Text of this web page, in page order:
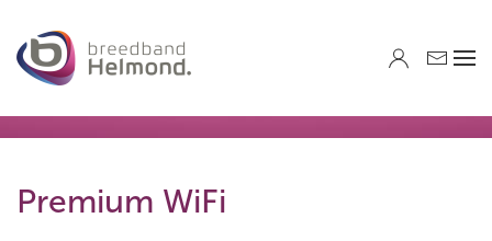
Skip to main content
Premium WiFi